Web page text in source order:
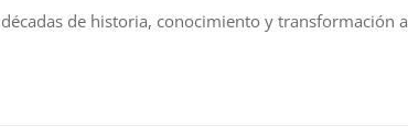
de historia, conocimiento y transformación